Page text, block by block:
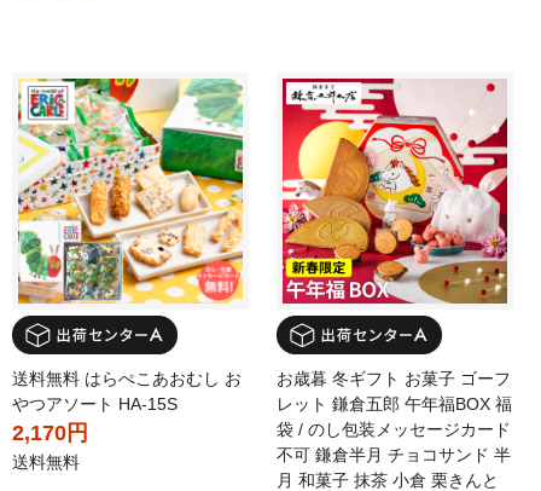
送料無料 はらぺこあおむし お
やつアソート HA-15S
2,170円
送料無料
お歳暮 冬ギフト お菓子 ゴーフ
レット 鎌倉五郎 午年福BOX 福
袋 / のし包装メッセージカード
不可 鎌倉半月 チョコサンド 半
月 和菓子 抹茶 小倉 栗きんと